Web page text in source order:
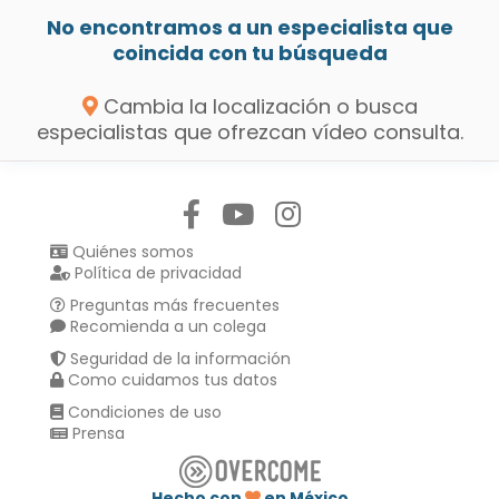
No encontramos a un especialista que
coincida con tu búsqueda
Cambia la localización o busca
especialistas que ofrezcan vídeo consulta.
Quiénes somos
Política de privacidad
Preguntas más frecuentes
Recomienda a un colega
Seguridad de la información
Como cuidamos tus datos
Condiciones de uso
Prensa